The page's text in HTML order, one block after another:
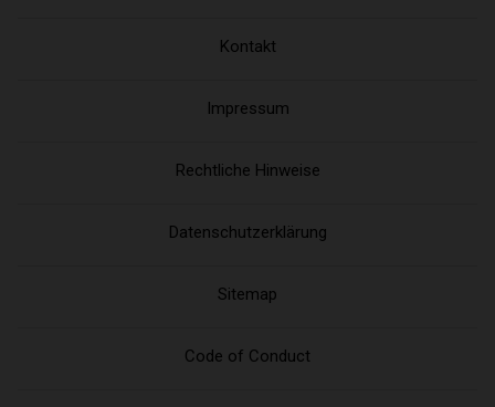
Kontakt
Impressum
Rechtliche Hinweise
Datenschutzerklärung
Sitemap
Code of Conduct